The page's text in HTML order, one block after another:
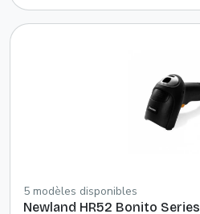
5 modèles disponibles
Newland HR52 Bonito Series